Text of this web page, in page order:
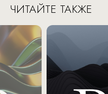
ЧИТАЙТЕ ТАКЖЕ